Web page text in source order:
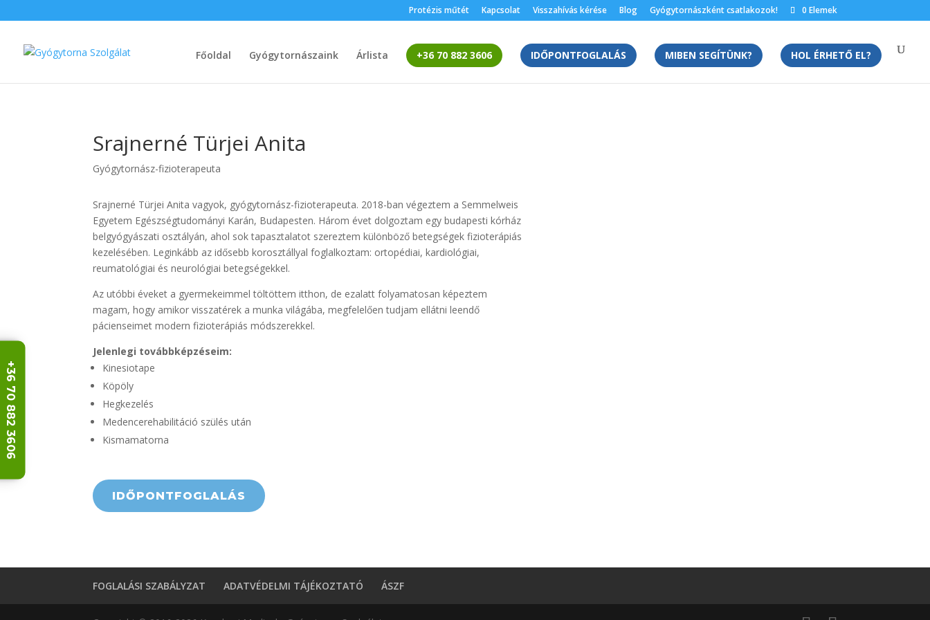
Protézis műtét Kapcsolat Visszahívás kérése Blog Gyógytornászként csatlakozok! 0 Elemek
Főoldal Gyógytornászaink Árlista +36 70 882 3606 IDŐPONTFOGLALÁS MIBEN SEGÍTÜNK? HOL ÉRHETŐ EL?
Srajnerné Türjei Anita
Gyógytornász-fizioterapeuta
Srajnerné Türjei Anita vagyok, gyógytornász-fizioterapeuta. 2018-ban végeztem a Semmelweis
Egyetem Egészségtudományi Karán, Budapesten. Három évet dolgoztam egy budapesti kórház
belgyógyászati osztályán, ahol sok tapasztalatot szereztem különböző betegségek fizioterápiás
kezelésében. Leginkább az idősebb korosztállyal foglalkoztam: ortopédiai, kardiológiai,
reumatológiai és neurológiai betegségekkel.
Az utóbbi éveket a gyermekeimmel töltöttem itthon, de ezalatt folyamatosan képeztem
magam, hogy amikor visszatérek a munka világába, megfelelően tudjam ellátni leendő
pácienseimet modern fizioterápiás módszerekkel.
Jelenlegi továbbképzéseim:
Kinesiotape
Köpöly
Hegkezelés
Medencerehabilitáció szülés után
Kismamatorna
IDŐPONTFOGLALÁS
FOGLALÁSI SZABÁLYZAT ADATVÉDELMI TÁJÉKOZTATÓ ÁSZF
+36 70 882 3606